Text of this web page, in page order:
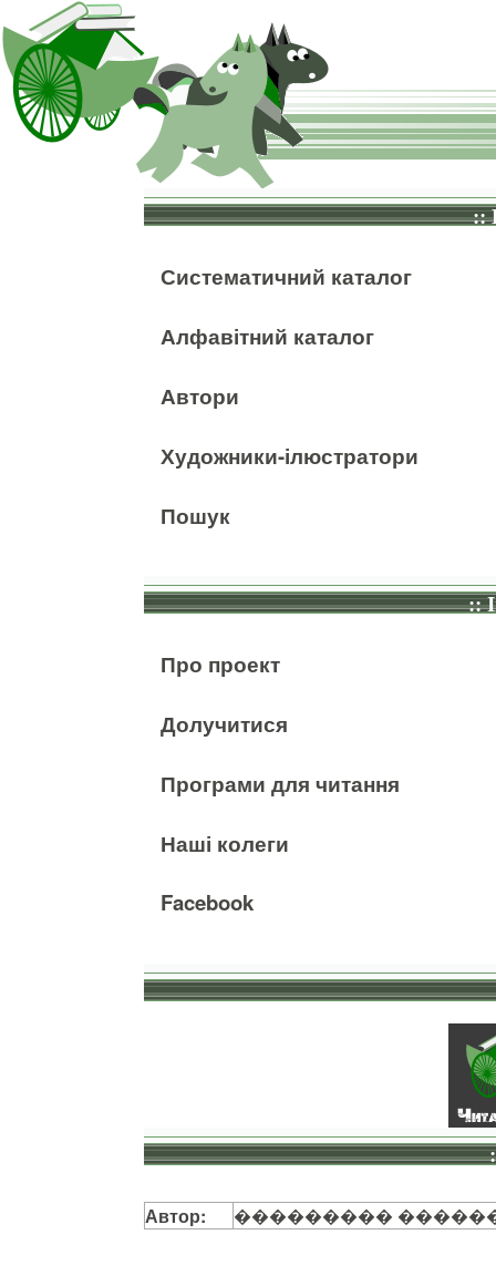
::
Систематичний каталог
Алфавітний каталог
Автори
Художники-ілюстратори
Пошук
::
Про проект
Долучитися
Програми для читання
Наші колеги
Facebook
Автор: ���������